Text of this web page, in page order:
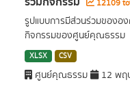
12109
รูปแบบการมีส่วนร่วมของอ
กิจกรรมของศูนย์คุณธรรม
XLSX CSV
ศูนย์คุณธรรม 12 พฤ